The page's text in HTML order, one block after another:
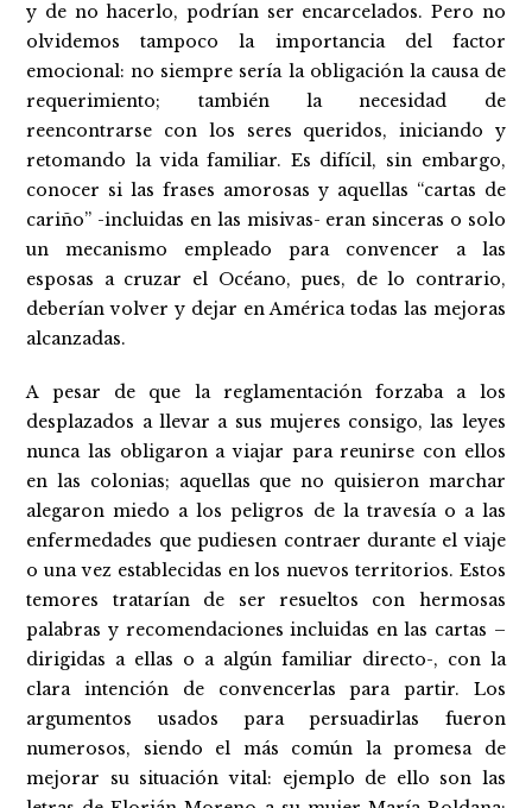
y de no hacerlo, podrían ser encarcelados. Pero no
olvidemos tampoco la importancia del factor
emocional: no siempre sería la obligación la causa de
requerimiento; también la necesidad de
reencontrarse con los seres queridos, iniciando y
retomando la vida familiar. Es difícil, sin embargo,
conocer si las frases amorosas y aquellas “cartas de
cariño” -incluidas en las misivas- eran sinceras o solo
un mecanismo empleado para convencer a las
esposas a cruzar el Océano, pues, de lo contrario,
deberían volver y dejar en América todas las mejoras
alcanzadas.
A pesar de que la reglamentación forzaba a los
desplazados a llevar a sus mujeres consigo, las leyes
nunca las obligaron a viajar para reunirse con ellos
en las colonias; aquellas que no quisieron marchar
alegaron miedo a los peligros de la travesía o a las
enfermedades que pudiesen contraer durante el viaje
o una vez establecidas en los nuevos territorios. Estos
temores tratarían de ser resueltos con hermosas
palabras y recomendaciones incluidas en las cartas –
dirigidas a ellas o a algún familiar directo-, con la
clara intención de convencerlas para partir. Los
argumentos usados para persuadirlas fueron
numerosos, siendo el más común la promesa de
mejorar su situación vital: ejemplo de ello son las